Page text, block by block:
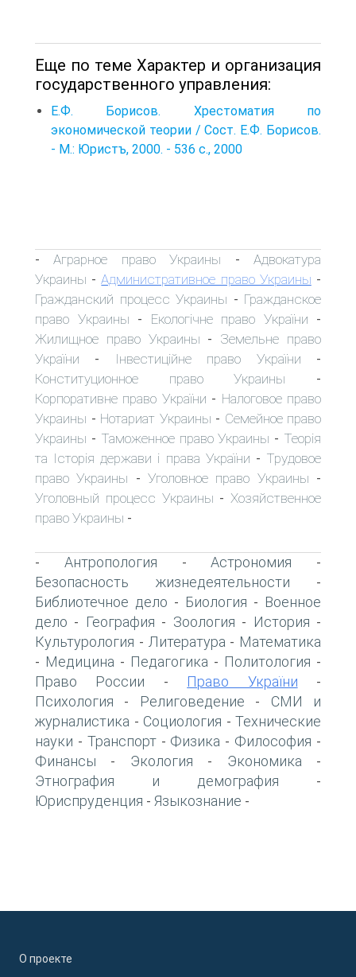
Еще по теме Характер и организация
государственного управления:
Е.Ф. Борисов. Хрестоматия по
экономической теории / Сост. Е.Ф. Борисов.
- М.: Юристъ, 2000. - 536 с., 2000
-Аграрное право Украины -Адвокатура
Украины -Административное право Украины -
Гражданский процесс Украины - Гражданское
право Украины - Екологічне право України -
Жилищное право Украины - Земельне право
України - Інвестиційне право України -
Конституционное право Украины -
Корпоративне право України - Налоговое право
Украины - Нотариат Украины - Семейное право
Украины - Таможенное право Украины - Теорія
та Історія держави і права України - Трудовое
право Украины -Уголовное право Украины -
Уголовный процесс Украины - Хозяйственное
право Украины -
- Антропология -Астрономия -
Безопасность жизнедеятельности -
Библиотечное дело - Биология - Военное
дело - География - Зоология - История -
Культурология - Литература - Математика
- Медицина - Педагогика - Политология -
Право России - Право України -
Психология - Религоведение - СМИ и
журналистика - Социология - Технические
науки - Транспорт- Физика - Философия -
Финансы - Экология - Экономика -
Этнография и демография -
Юриспруденция - Языкознание -
О проекте